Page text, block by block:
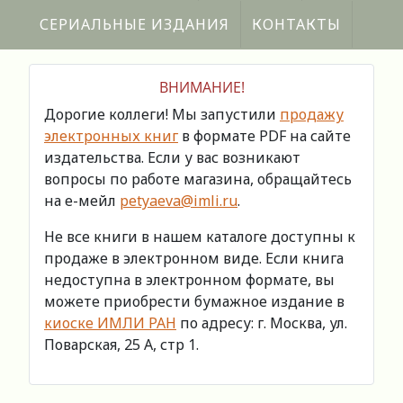
СЕРИАЛЬНЫЕ ИЗДАНИЯ КОНТАКТЫ
ВНИМАНИЕ!
Дорогие коллеги! Мы запустили продажу
электронных книг в формате PDF на сайте
издательства. Если у вас возникают
вопросы по работе магазина, обращайтесь
на е-мейл petyaeva@imli.ru.
Не все книги в нашем каталоге доступны к
продаже в электронном виде. Если книга
недоступна в электронном формате, вы
можете приобрести бумажное издание в
киоске ИМЛИ РАН по адресу: г. Москва, ул.
Поварская, 25 А, стр 1.